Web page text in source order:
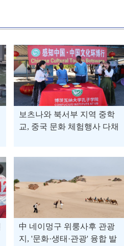
보츠나와 북서부 지역 중학
교, 중국 문화 체험행사 다채
中 네이멍구 위룽사후 관광
지, '문화·생태·관광' 융합 발